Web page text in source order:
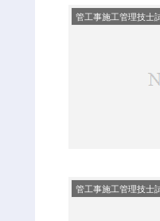
管工事施工管理技士
管工事施工管理技士